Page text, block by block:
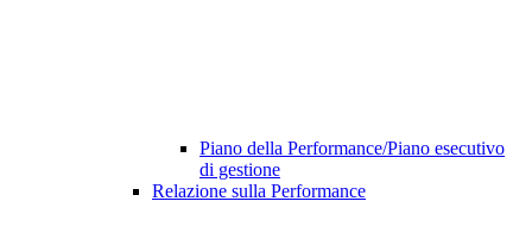
Piano della Performance/Piano esecutivo
di gestione
Relazione sulla Performance